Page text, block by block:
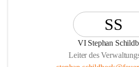
SS
VI Stephan
Leiter des